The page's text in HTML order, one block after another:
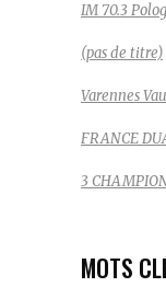
IM 70.3
(pas de titre)
Varennes
FRANCE
3
MOTS